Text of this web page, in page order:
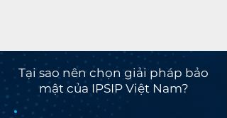
Tại sao nên chọn giải pháp bảo
mật của IPSIP Việt Nam?